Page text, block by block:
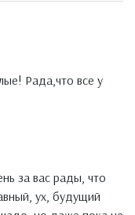
Рада,что все у
за вас рады, что
ух, будущий